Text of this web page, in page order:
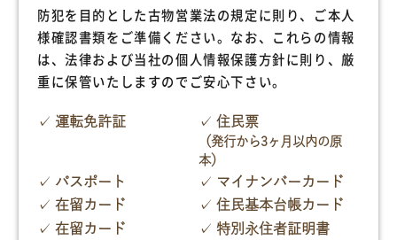
防犯を目的とした古物営業法の規定に則り、ご本人
様確認書類をご準備ください。なお、これらの情報
は、法律および当社の個人情報保護方針に則り、厳
重に保管いたしますのでご安心下さい。
運転免許証 住民票
（発行から3ヶ月以内の原
本）
パスポート
マイナンバーカード
在留カード
住民基本台帳カード
在留カード
特別永住者証明書